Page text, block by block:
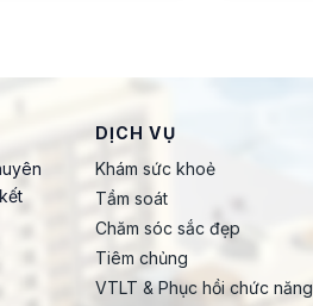
DỊCH VỤ
Khám sức khoẻ
Tầm soát
Chăm sóc sắc đẹp
Tiêm chủng
VTLT & Phục hồi chức năng